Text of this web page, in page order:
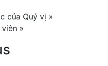
của Quý vị »
»